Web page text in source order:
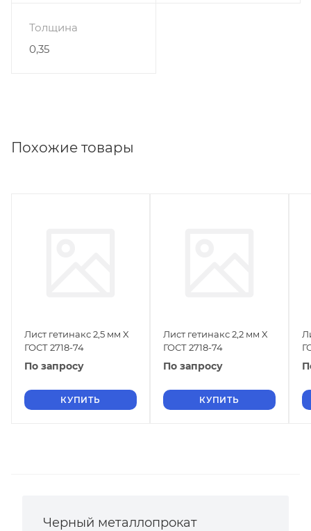
Толщина
0,35
Похожие товары
Лист гетинакс 2,5 мм X
ГОСТ 2718-74
По запросу
КУПИТЬ
Лист гетинакс 2,2 мм X
ГОСТ 2718-74
По запросу
КУПИТЬ
Черный металлопрокат